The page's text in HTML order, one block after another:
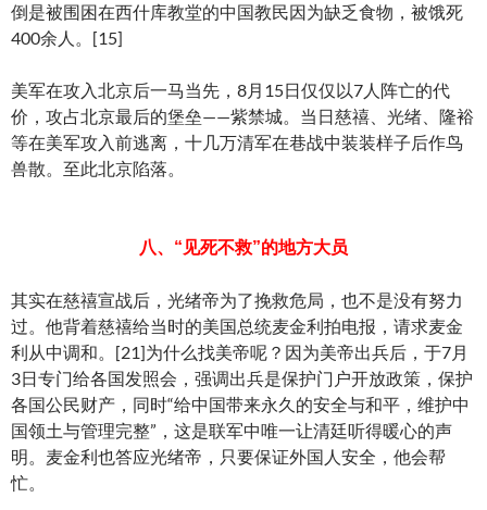
倒是被围困在西什库教堂的中国教民因为缺乏食物，被饿死
400余人。[15]
美军在攻入北京后一马当先，8月15日仅仅以7人阵亡的代
价，攻占北京最后的堡垒——紫禁城。当日慈禧、光绪、隆裕
等在美军攻入前逃离，十几万清军在巷战中装装样子后作鸟
兽散。至此北京陷落。
八、“见死不救”的地方大员
其实在慈禧宣战后，光绪帝为了挽救危局，也不是没有努力
过。他背着慈禧给当时的美国总统麦金利拍电报，请求麦金
利从中调和。[21]为什么找美帝呢？因为美帝出兵后，于7月
3日专门给各国发照会，强调出兵是保护门户开放政策，保护
各国公民财产，同时“给中国带来永久的安全与和平，维护中
国领土与管理完整”，这是联军中唯一让清廷听得暖心的声
明。麦金利也答应光绪帝，只要保证外国人安全，他会帮
忙。